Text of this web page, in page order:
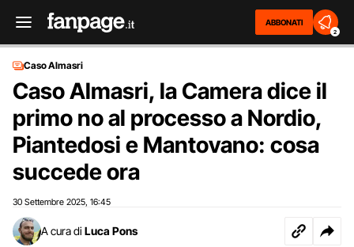
ABBONATI
2
Caso Almasri
Caso Almasri, la Camera dice il
primo no al processo a Nordio,
Piantedosi e Mantovano: cosa
succede ora
30 Settembre 2025 16:45
A cura di Luca Pons